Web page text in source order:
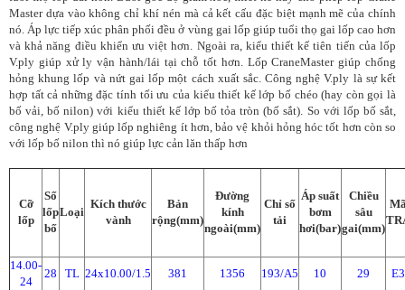
Master dựa vào không chỉ khí nén mà cả kết cấu đặc biệt mạnh mẽ của chính
nó. Áp lực tiếp xúc phân phối đều ở vùng gai lốp giúp tuổi thọ gai lốp cao hơn
và khả năng điều khiển ưu việt hơn. Ngoài ra, kiểu thiết kế tiên tiến của lốp
V.ply giúp xử ly vận hành/lái tại chỗ tốt hơn. Lốp CraneMaster giúp chống
hỏng khung lốp và nứt gai lốp một cách xuất sắc. Công nghệ V.ply là sự kết
hợp tất cả những đặc tính tối ưu của kiểu thiết kế lớp bố chéo (hay còn gọi là
bố vải, bố nilon) với kiểu thiết kế lớp bố tỏa tròn (bố sắt). So với lốp bố sắt,
công nghệ V.ply giúp lốp nghiêng ít hơn, bảo vệ khỏi hỏng hóc tốt hơn còn so
với lốp bố nilon thì nó giúp lực cản lăn thấp hơn
Cỡ
lốp
Số
lốp
bố
Loại
Kích thước
vành
Bản
rộng(mm)
Đường
kính
ngoài(mm)
Chỉ số
tải
Áp suất
bơm
hơi(bar)
Chiều
sâu
gai(mm)
14.00-
24
28 TL 24x10.00/1.5 381 1356 193/A5 10 29
E3